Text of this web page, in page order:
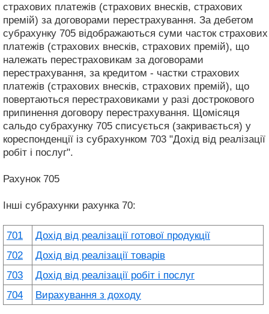
страхових платежів (страхових внесків, страхових
премій) за договорами перестрахування. За дебетом
субрахунку 705 відображаються суми часток страхових
платежів (страхових внесків, страхових премій), що
належать перестраховикам за договорами
перестрахування, за кредитом - частки страхових
платежів (страхових внесків, страхових премій), що
повертаються перестраховиками у разі дострокового
припинення договору перестрахування. Щомісяця
сальдо субрахунку 705 списується (закривається) у
кореспонденції із субрахунком 703 "Дохід від реалізації
робіт і послуг".
Рахунок 705
Інші субрахунки рахунка 70:
701
Дохід від реалізації готової продукції
702
Дохід від реалізації товарів
703
Дохід від реалізації робіт і послуг
704
Вирахування з доходу